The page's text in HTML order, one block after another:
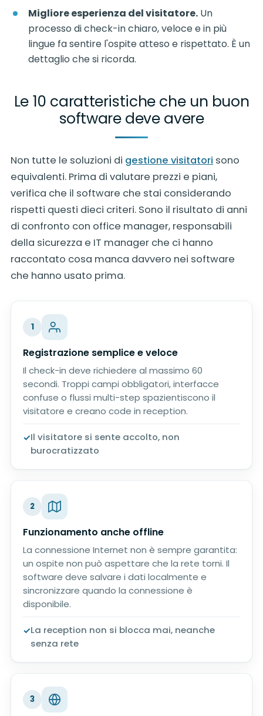
Migliore esperienza del visitatore. Un
processo di check-in chiaro, veloce e in più
lingue fa sentire l'ospite atteso e rispettato. È un
dettaglio che si ricorda.
Le 10 caratteristiche che un buon
software deve avere
Non tutte le soluzioni di gestione visitatori sono
equivalenti. Prima di valutare prezzi e piani,
verifica che il software che stai considerando
rispetti questi dieci criteri. Sono il risultato di anni
di confronto con office manager, responsabili
della sicurezza e IT manager che ci hanno
raccontato cosa manca davvero nei software
che hanno usato prima.
1
Registrazione semplice e veloce
Il check-in deve richiedere al massimo 60
secondi. Troppi campi obbligatori, interfacce
confuse o flussi multi-step spazientiscono il
visitatore e creano code in reception.
Il visitatore si sente accolto, non
burocratizzato
2
Funzionamento anche offline
La connessione Internet non è sempre garantita:
un ospite non può aspettare che la rete torni. Il
software deve salvare i dati localmente e
sincronizzare quando la connessione è
disponibile.
La reception non si blocca mai, neanche
senza rete
3